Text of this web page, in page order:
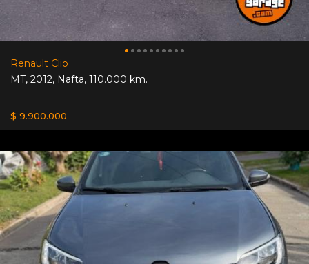
Renault Clio
MT, 2012, Nafta, 110.000 km.
$ 9.900.000